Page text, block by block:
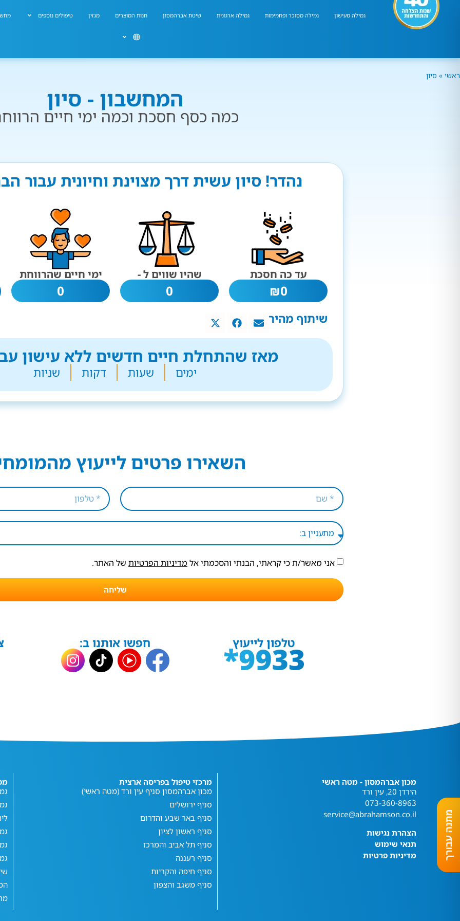
גמילה מעישון גמילה מסוכר ופחמימות גמילה ארגונית שיטת אברהמסון חנות המוצרים מגזין טיפולים נוספים
ראשי » סיון
המחשבון - סיון
כמה כסף חסכת וכמה ימי חיים
נהדר! סיון עשית דרך מצוינת וחיונית עבור
עד כה חסכת
0
₪
שהיו שווים ל -
0
ימי חיים שהרווחת
0
שיתוף מהיר
מאז שהתחלת חיים חדשים ללא עישון
ימים שעות דקות שניות
השאירו פרטים לייעוץ
אני מאשר/ת כי קראתי, הבנתי והסכמתי אל מדיניות הפרטיות של האתר.
שליחה
טלפון לייעוץ חפשו אותנו ב:
מכון אברהמסון - מטה ראשי
הירדן 20, עין ורד
073-360-8963
service@abrahamson.co.il
הצהרת נגישות
תנאי שימוש
מדיניות פרטיות
מרכזי טיפול בפריסה ארצית
מכון אברהמסון סניף עין ורד (מטה ראשי)
סניף ירושלים
סניף באר שבע והדרום
סניף ראשון לציון
סניף תל אביב והמרכז
סניף רעננה
סניף חיפה והקריות
סניף משגב והצפון